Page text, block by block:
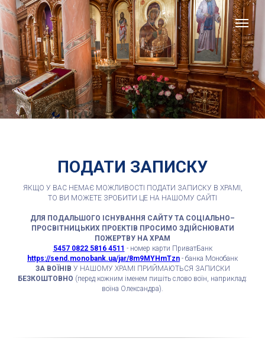
ПОДАТИ ЗАПИСКУ
ЯКЩО У ВАС НЕМАЄ МОЖЛИВОСТІ ПОДАТИ ЗАПИСКУ В ХРАМІ,
ТО ВИ МОЖЕТЕ ЗРОБИТИ ЦЕ НА НАШОМУ САЙТІ
ДЛЯ ПОДАЛЬШОГО ІСНУВАННЯ САЙТУ ТА СОЦІАЛЬНО–
ПРОСВІТНИЦЬКИХ ПРОЕКТІВ ПРОСИМО ЗДІЙСНЮВАТИ
ПОЖЕРТВУ НА ХРАМ
5457 0822 5816 4511 - номер карти ПриватБанк
https://send.monobank.ua/jar/8m9MYHmTzn - банка Монобанк
ЗА ВОЇНІВ У НАШОМУ ХРАМІ ПРИЙМАЮТЬСЯ ЗАПИСКИ
БЕЗКОШТОВНО (перед кожним іменем пишіть слово воїн, наприклад:
воїна Олександра).